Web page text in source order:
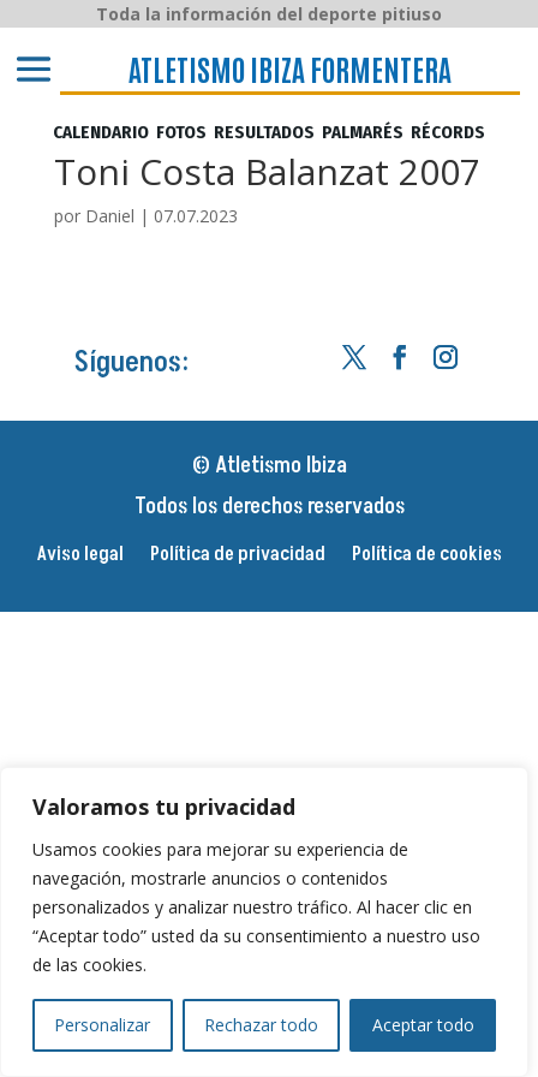
Valoramos tu privacidad
Usamos cookies para mejorar su experiencia de
navegación, mostrarle anuncios o contenidos
personalizados y analizar nuestro tráfico. Al hacer clic en
“Aceptar todo” usted da su consentimiento a nuestro uso
de las cookies.
Personalizar Rechazar todo Aceptar todo
ATLETISMO IBIZA y FORMENTERA
Toda la información del deporte pitiuso
ATLETISMO IBIZA FORMENTERA
CALENDARIO FOTOS RESULTADOS PALMARÉS RÉCORDS
Toni Costa Balanzat 2007
por Daniel | 07.07.2023
Síguenos:
© Atletismo Ibiza
Todos los derechos reservados
Aviso legal Política de privacidad Política de cookies